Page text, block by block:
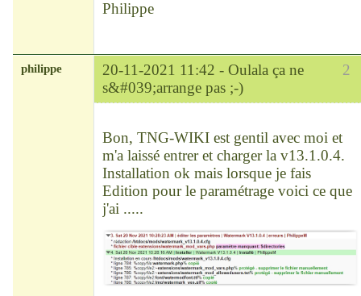
Philippe
2
philippe 20-11-2021 11:42 - Oulala ça ne
s&#039;arrange pas ;-)
Bon, TNG-WIKI est gentil avec moi et
m'a laissé entrer et charger la v13.1.0.4.
Installation ok mais lorsque je fais
Edition pour le paramétrage voici ce que
j'ai .....